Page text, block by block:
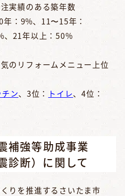
実績のある築年数
：9%、11〜15年：
、21年以上：50%
のリフォームメニュー上位
ン、3位： トイレ、4位：
補強等助成事業
診断）に関して
りを推進するさいたま市